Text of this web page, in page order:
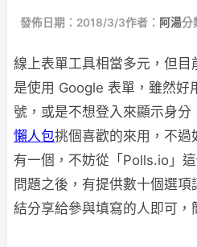
發佈日期：2018/3/3作者： 阿湯分
線上表單工具相當多元，但
是使用 Google 表單，雖然好
號，或是不想登入來顯示身
懶人包挑個喜歡的來用，不過
有一個，不妨從「Polls.io」
問題之後，有提供數十個選
結分享給參與填寫的人即可，